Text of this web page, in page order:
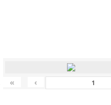
« ‹